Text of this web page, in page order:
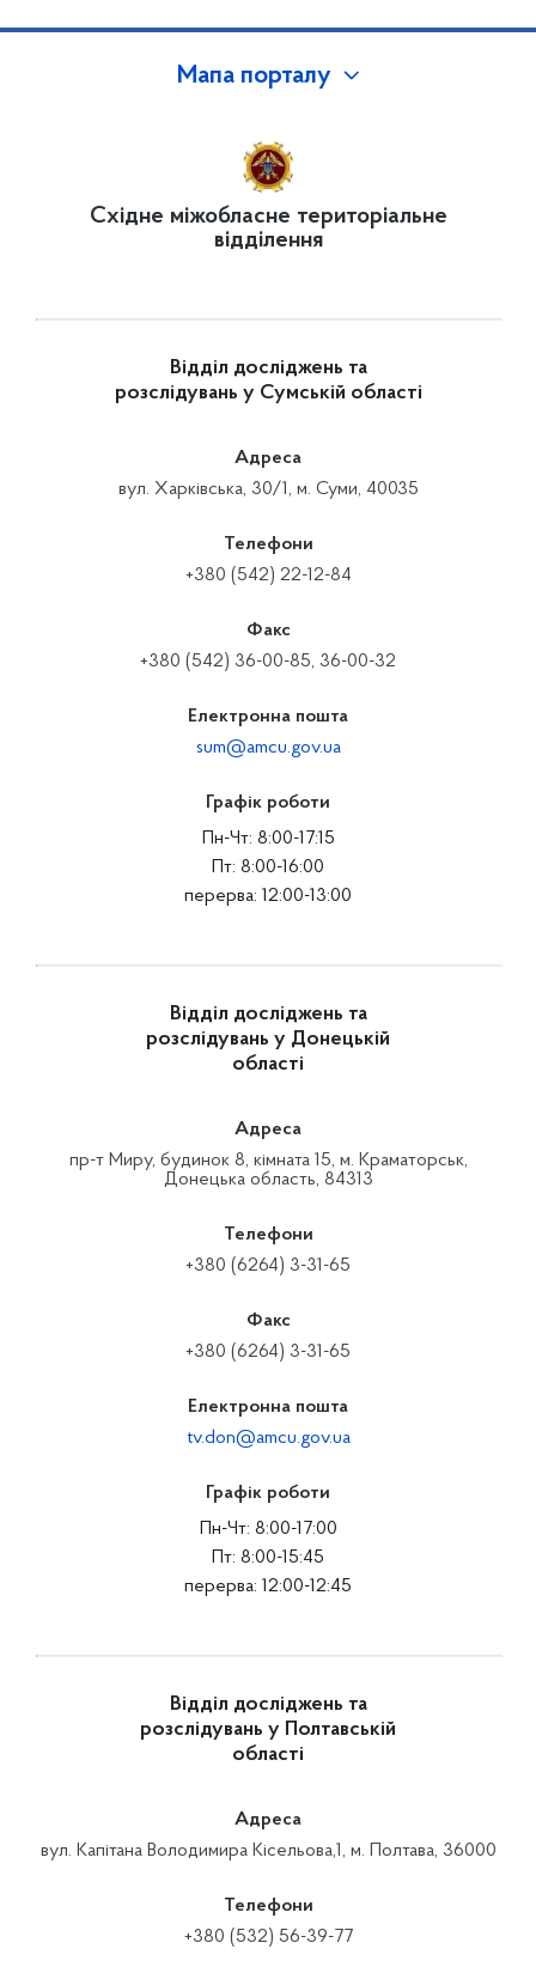
Мапа порталу
Східне міжобласне територіальне
відділення
Відділ досліджень та
розслідувань у Сумській області
Адреса
вул. Харківська, 30/1, м. Суми, 40035
Телефони
+380 (542) 22-12-84
Факс
+380 (542) 36-00-85, 36-00-32
Електронна пошта
sum@amcu.gov.ua
Графік роботи
Пн-Чт: 8:00-17:15
Пт: 8:00-16:00
перерва: 12:00-13:00
Відділ досліджень та
розслідувань у Донецькій
області
Адреса
пр-т Миру, будинок 8, кімната 15, м. Краматорськ,
Донецька область, 84313
Телефони
+380 (6264) 3-31-65
Факс
+380 (6264) 3-31-65
Електронна пошта
tv.don@amcu.gov.ua
Графік роботи
Пн-Чт: 8:00-17:00
Пт: 8:00-15:45
перерва: 12:00-12:45
Відділ досліджень та
розслідувань у Полтавській
області
Адреса
вул. Капітана Володимира Кісельова,1, м. Полтава, 36000
Телефони
+380 (532) 56-39-77